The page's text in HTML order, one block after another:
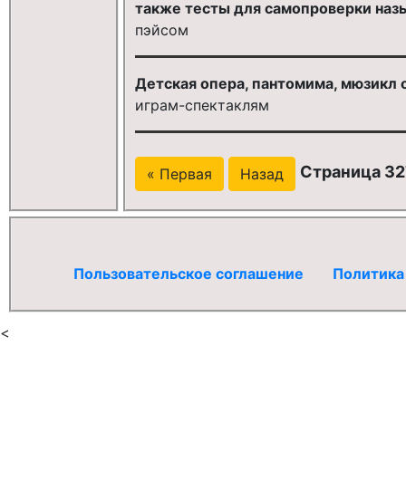
также тесты для самопроверки
пэйсом
Детская опера, пантомима, мюзикл
играм-спектаклям
« Первая Назад Страница
Пользовательское соглашение
<